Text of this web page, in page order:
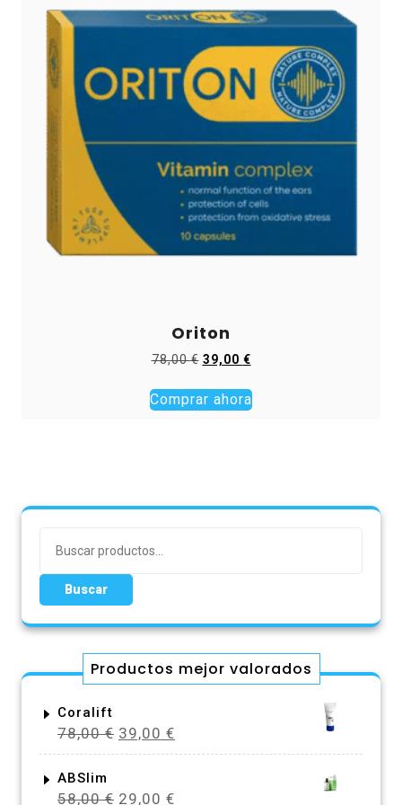
Oriton
78,00€ El
original
era:
39,00 €El
actual
es:
Comprar ahora
por:
Buscar
Productos mejor valorados
Coralift
78,00€ El
precio
era:
39,00 €
precio
ABSlim
58,00€ El
29,00 €